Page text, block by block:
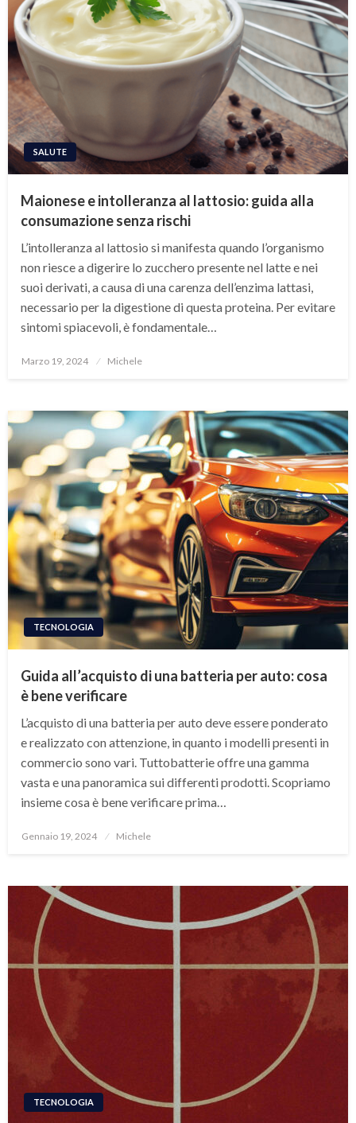
SALUTE
Maionese e intolleranza al lattosio: guida alla
consumazione senza rischi
L’intolleranza al lattosio si manifesta quando l’organismo
non riesce a digerire lo zucchero presente nel latte e nei
suoi derivati, a causa di una carenza dell’enzima lattasi,
necessario per la digestione di questa proteina. Per evitare
sintomi spiacevoli, è fondamentale…
Posted
Marzo 19, 2024 Michele
TECNOLOGIA
Guida all’acquisto di una batteria per auto: cosa
è bene verificare
L’acquisto di una batteria per auto deve essere ponderato
e realizzato con attenzione, in quanto i modelli presenti in
commercio sono vari. Tuttobatterie offre una gamma
vasta e una panoramica sui differenti prodotti. Scopriamo
insieme cosa è bene verificare prima…
Posted
Gennaio 19, 2024 Michele
TECNOLOGIA